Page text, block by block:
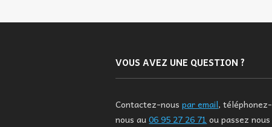
VOUS AVEZ UNE QUESTION ?
Contactez-nouspar email, téléphonez-
nous au06 95 27 26 71 ou passez nous